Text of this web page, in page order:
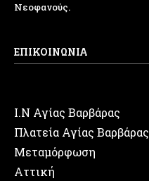
Νεοφανούς.
ΕΠΙΚΟΙΝΩΝΙΑ
Ι.Ν Αγίας Βαρβάρας
Πλατεία Αγίας Βαρβάρας
Μεταμόρφωση
Αττική